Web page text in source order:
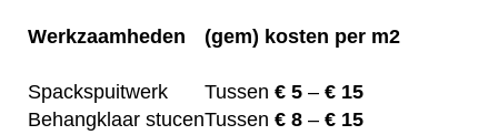
Werkzaamheden (gem) kosten per m2
Spackspuitwerk Tussen € 5 – € 15
Behangklaar stucenTussen € 8 – € 15